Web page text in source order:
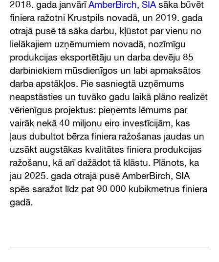
2018. gada janvārīAmberBirch, SIAsāka būvēt
finiera ražotni Krustpils novadā, un 2019. gada
otrajā pusē tā sāka darbu, kļūstot par vienu no
lielākajiem uzņēmumiem novadā, nozīmīgu
produkcijas eksportētāju un darba devēju 85
darbiniekiem mūsdienīgos un labi apmaksātos
darba apstākļos. Pie sasniegtā uzņēmums
neapstāsties un tuvāko gadu laikā plāno realizēt
vērienīgus projektus: pieņemts lēmums par
vairāk nekā 40 miljonu eiro investīcijām, kas
ļaus dubultot bērza finiera ražošanas jaudas un
uzsākt augstākas kvalitātes finiera produkcijas
ražošanu, kā arī dažādot tā klāstu. Plānots, ka
jau 2025. gada otrajā pusē AmberBirch, SIA
spēs saražot līdz pat 90 000 kubikmetrus finiera
gadā.